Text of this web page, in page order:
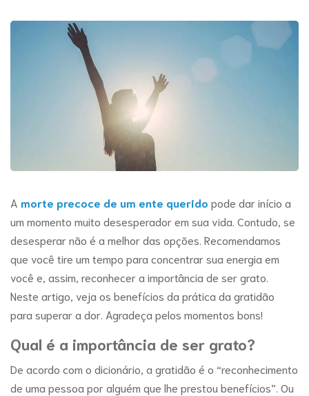
A morte precoce de um ente querido pode dar início a
um momento muito desesperador em sua vida. Contudo, se
desesperar não é a melhor das opções. Recomendamos
que você tire um tempo para concentrar sua energia em
você e, assim, reconhecer a importância de ser grato.
Neste artigo, veja os benefícios da prática da gratidão
para superar a dor. Agradeça pelos momentos bons!
Qual é a importância de ser grato?
De acordo com o dicionário, a gratidão é o “reconhecimento
de uma pessoa por alguém que lhe prestou benefícios”. Ou